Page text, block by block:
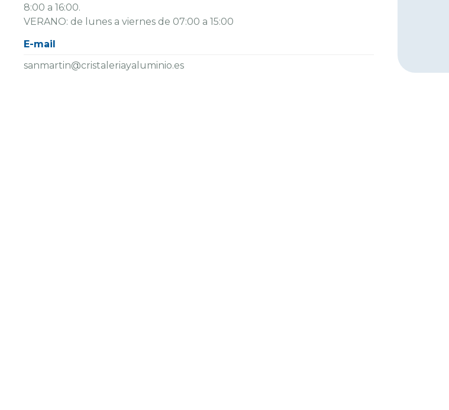
8:00 a 16:00.
VERANO: de lunes a viernes de 07:00 a 15:00
E-mail
sanmartin@cristaleriayaluminio.es